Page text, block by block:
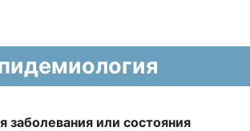
заболевания или состояния